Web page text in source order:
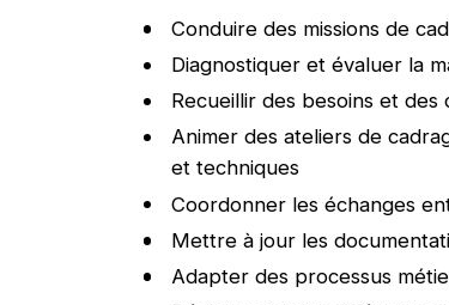
Conduire des missions de
Diagnostiquer et évaluer la
Recueillir des besoins et des
Animer des ateliers de
et techniques
Coordonner les échanges
Mettre à jour les
Adapter des processus